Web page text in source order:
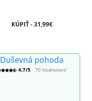
KÚPIŤ - 31,99€
Duševná pohoda
4,7/5 · 70 hodnotení